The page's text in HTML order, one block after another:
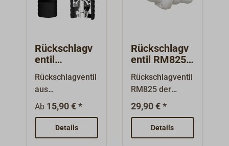
Rückschlagv
entil
TRUDESIGN
Rückschlagventil
aus
glasfaserverstär
ktem Komposit-
Kunststoff,
beidseits mit
Ab 15,90 € *
Details
Rückschlagv
entil RM825
38mm
Rückschlagventil
RM825 der
Marke RM69 aus
Kunststoff für
Schlauchleitung
en von
29,90 € *
Details